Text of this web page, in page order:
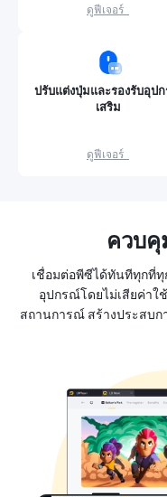
ปรับแต่งปุ่มและรองรับอุป
เสริม
ควบคุ
เชื่อมต่อพีซีได้ทันทีทุกที่ทุ
อุปกรณ์โดยไม่เสียค่า
สถานการณ์ สร้างประสบ